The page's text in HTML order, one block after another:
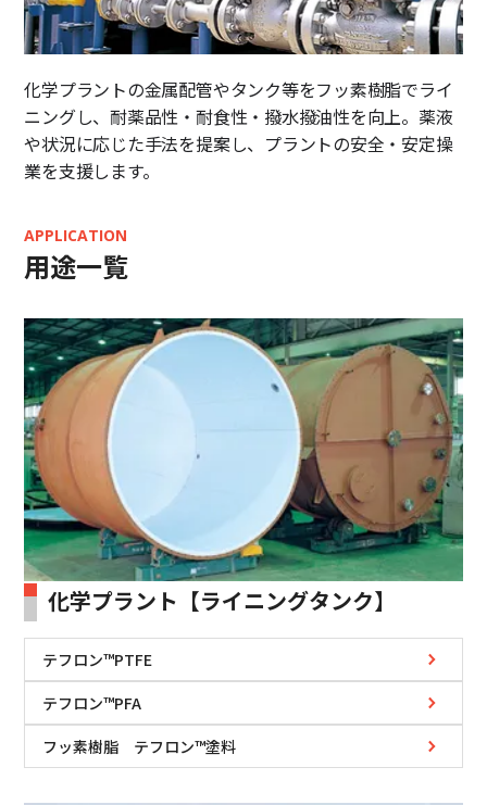
化学プラントの金属配管やタンク等をフッ素樹脂でライ
ニングし、耐薬品性・耐食性・撥水撥油性を向上。薬液
や状況に応じた手法を提案し、プラントの安全・安定操
業を支援します。
APPLICATION
用途一覧
化学プラント【ライニングタンク】
テフロン™PTFE
テフロン™PFA
フッ素樹脂 テフロン™塗料